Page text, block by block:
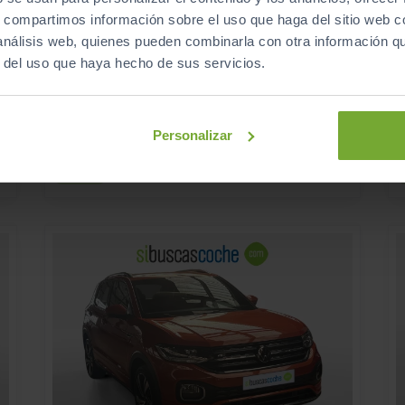
información sobre el uso que haga del sitio web
web, quienes pueden combinarla con otra información
uso que haya hecho de sus servicios.
Personalizar
€
VOLKSWAGEN GOLF
LIFE 1.0 ETSI 81KW (110CV) DSG
108.469 km
2022
21.490 €